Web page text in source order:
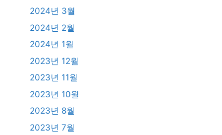
2024년 3월
2024년 2월
2024년 1월
2023년 12월
2023년 11월
2023년 10월
2023년 8월
2023년 7월